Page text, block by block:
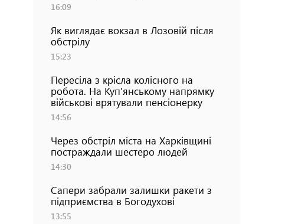
16:09
Як виглядає вокзал в Лозовій після
обстрілу
15:23
Пересіла з крісла колісного на
робота. На Куп'янському напрямку
військові врятували пенсіонерку
14:56
Через обстріл міста на Харківщині
постраждали шестеро людей
14:30
Сапери забрали залишки ракети з
підприємства в Богодухові
13:55